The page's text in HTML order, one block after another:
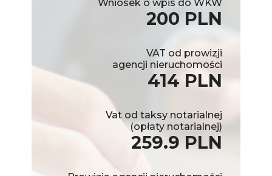
Wniosek o wpis do WKW
200 PLN
VAT od prowizji
agencji nieruchomości
414 PLN
Vat od taksy notarialnej
(opłaty notarialnej)
259.9 PLN